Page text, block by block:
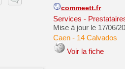
commeett.fr
Services -
Mise à jour le 17/06/
Caen- 14 Calvados
Voir la fiche